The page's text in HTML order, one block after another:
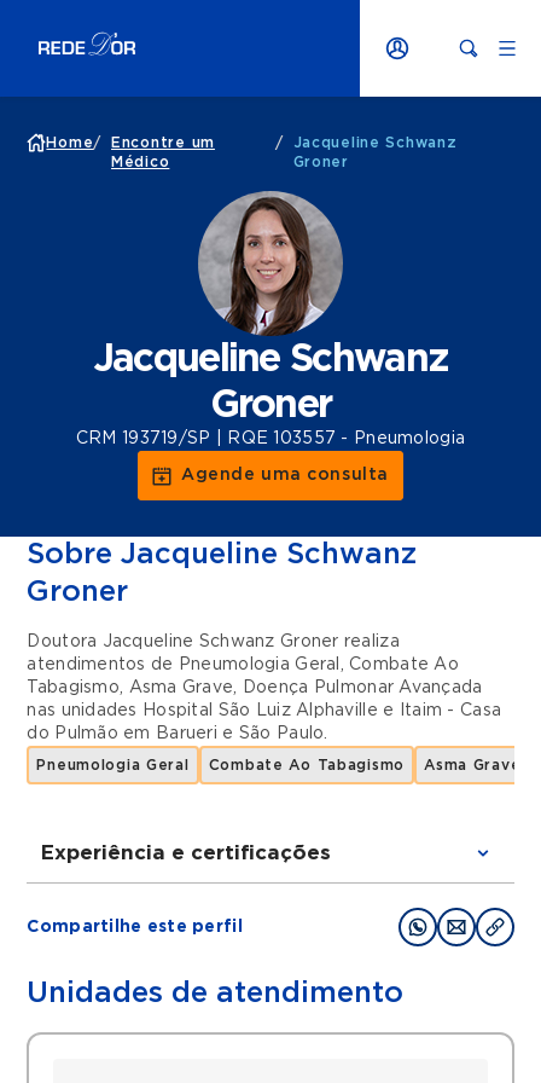
Home/
Encontre um
Médico
/
Jacqueline Schwanz
Groner
Jacqueline Schwanz
Groner
CRM 193719/SP | RQE 103557 - Pneumologia
Agende uma consulta
Sobre Jacqueline Schwanz
Groner
Doutora Jacqueline Schwanz Groner realiza
atendimentos de
Pneumologia Geral , Combate Ao
Tabagismo, Asma Grave,
Doença Pulmonar Avançada
nas unidades
Hospital São Luiz Alphaville e
Itaim - Casa
do Pulmão em Barueri e São Paulo.
Pneumologia Geral Combate Ao Tabagismo Asma Grave
Experiência e certificações
Federal do Espírito Santo (UFES)
Universidade Estadual de Campinas
Compartilhe este perfil
Unidades de atendimento